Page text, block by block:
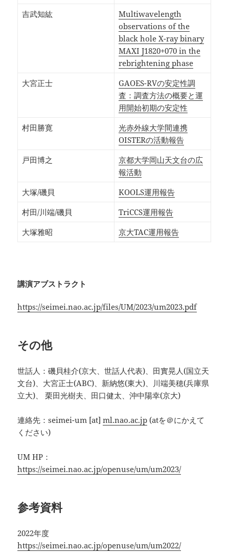
吉武知紘
Multiwavelength
observations of the
black hole X-ray binary
MAXI J1820+070 in the
rebrightening phase
大宮正士
GAOES-RVの安定性調
査：調査方法の概要と運
用開始初期の安定性
村田勝寛
光赤外線大学間連携
OISTERの活動報告
戸田博之
京都大学岡山天文台の広
報活動
大塚/磯貝
KOOLS運用報告
村田/川端/磯貝
TriCCS運用報告
大塚雅昭
京大TAC運用報告
講演アブストラクト
https://seimei.nao.ac.jp/files/UM/2023/um2023.pdf
その他
世話人：磯貝桂介(京大、世話人代表)、田實晃人(国立天
文台)、大宮正士(ABC)、新納悠(東大)、川端美穂(兵庫県
立大)、 栗田光樹夫、田口健太、沖中陽幸(京大)
連絡先：seimei-um [at]ml.nao.ac.jp (atを＠にかえて
ください)
UM HP：
https://seimei.nao.ac.jp/openuse/um/um2023/
参考資料
2022年度
https://seimei.nao.ac.jp/openuse/um/um2022/